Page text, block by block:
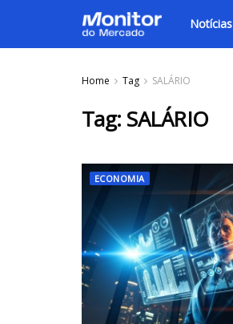
Notícias
Home Tag SALÁRIO
Tag: SALÁRIO
ECONOMIA